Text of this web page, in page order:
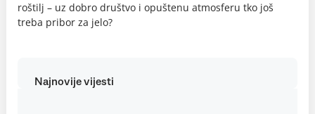
roštilj – uz dobro društvo i opuštenu atmosferu tko još
treba pribor za jelo?
Najnovije vijesti